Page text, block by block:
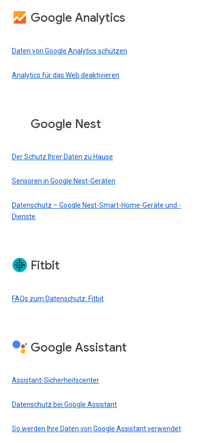
Google Analytics
Daten von Google Analytics schützen
Analytics für das Web deaktivieren
Google Nest
Der Schutz Ihrer Daten zu Hause
Sensoren in Google Nest-Geräten
Datenschutz – Google Nest-Smart-Home-Geräte und -
Dienste
Fitbit
FAQs zum Datenschutz: Fitbit
Google Assistant
Assistant-Sicherheitscenter
Datenschutz bei Google Assistant
So werden Ihre Daten von Google Assistant verwendet